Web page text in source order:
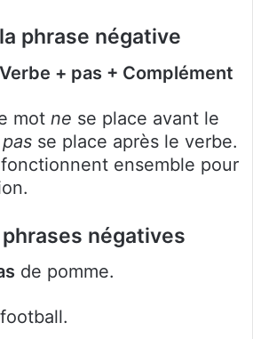
phrase négative
+ pas + Complément
mot ne se place avant le
pas se place après le verbe.
ensemble pour
négatives
de pomme.